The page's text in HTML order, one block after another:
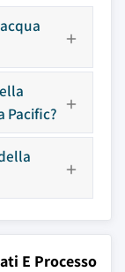
Pacific?
E Processo